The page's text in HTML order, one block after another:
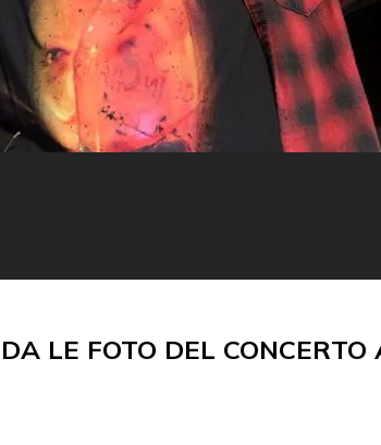
LE FOTO DEL CONCERTO